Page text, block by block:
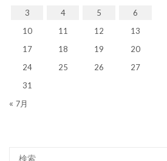
3
4 5 6
10
11 12 13
17
18 19 20
24
25 26 27
31
« 7月